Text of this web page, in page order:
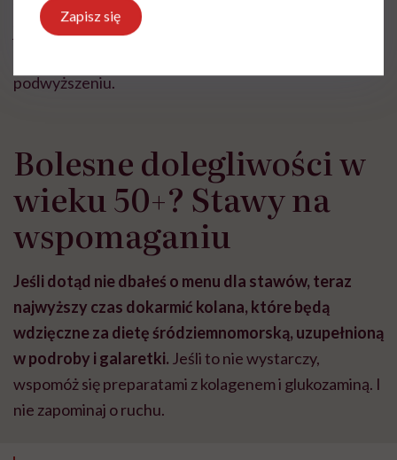
wyciągaj nogi pod biurkiem. W pracy stojącej dobrze
jest przenosić ciężar ciała z prawej na lewą nogę i
podwyższeniu.
Bolesne dolegliwości w
wieku 50+? Stawy na
wspomaganiu
Jeśli dotąd nie dbałeś o menu dla stawów, teraz
najwyższy czas dokarmić kolana, które będą
wdzięczne za dietę śródziemnomorską, uzupełnioną
w podroby i galaretki. Jeśli to nie wystarczy,
wspomóż się preparatami z kolagenem i glukozaminą. I
nie zapominaj o ruchu.
Zapisz się